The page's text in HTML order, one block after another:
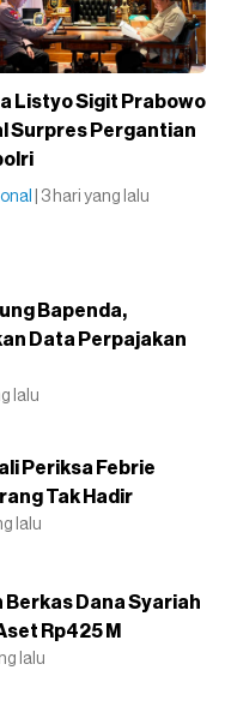
Listyo Sigit Prabowo
Surpres Pergantian
| 3 hari yang lalu
Bapenda,
Data Perpajakan
lalu
Periksa Febrie
Tak Hadir
lalu
Berkas Dana Syariah
Rp425 M
lalu